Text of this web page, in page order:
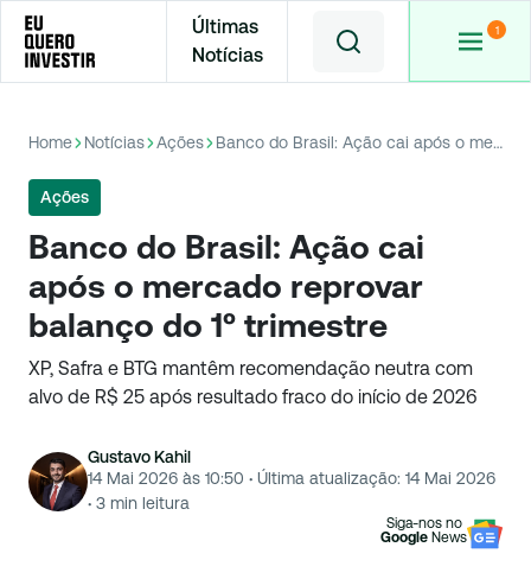
Últimas
Notícias
Home Notícias Ações Banco do Brasil: Ação cai após o mercado reprovar balanço do 1º trimestre
Ações
Banco do Brasil: Ação cai
após o mercado reprovar
balanço do 1º trimestre
XP, Safra e BTG mantêm recomendação neutra com
alvo de R$ 25 após resultado fraco do início de 2026
Gustavo Kahil
14 Mai 2026 às 10:50 · Última atualização: 14 Mai 2026
· 3 min leitura
Siga-nos no
Google News